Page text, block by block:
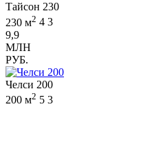
Тайсон 230
230 м2 4 3
9,9
МЛН
РУБ.
Челси 200
200 м2 5 3